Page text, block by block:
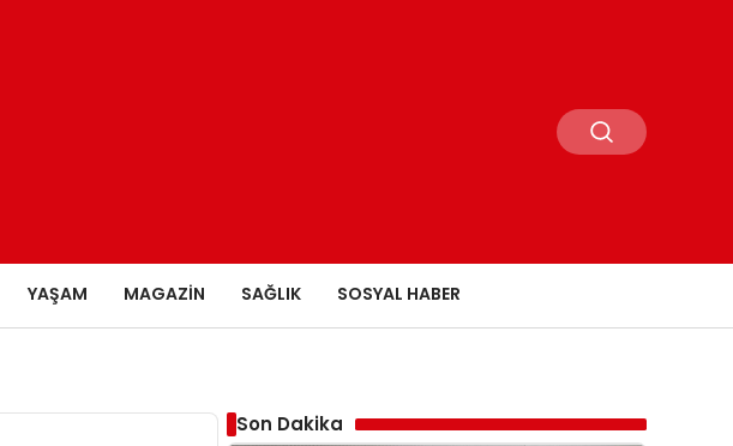
YAŞAM MAGAZIN SAĞLIK SOSYAL HABER
Son Dakika